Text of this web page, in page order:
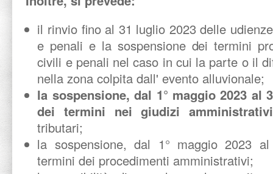
il rinvio fino al 31 luglio 2023 delle
e penali e la sospensione dei termini
civili e penali nel caso in cui la parte o il
nella zona colpita dall' evento alluvionale;
la sospensione, dal 1° maggio 2023 al
dei termini nei giudizi amministrativi
tributari;
la sospensione, dal 1° maggio 2023
termini dei procedimenti amministrativi;